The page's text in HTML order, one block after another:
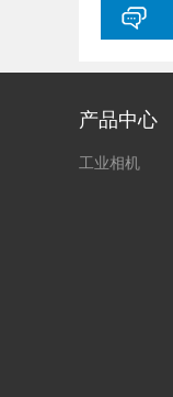
产品中心
工业相机